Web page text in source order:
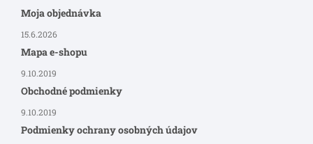
Moja objednávka
15.6.2026
Mapa e-shopu
9.10.2019
Obchodné podmienky
9.10.2019
Podmienky ochrany osobných údajov